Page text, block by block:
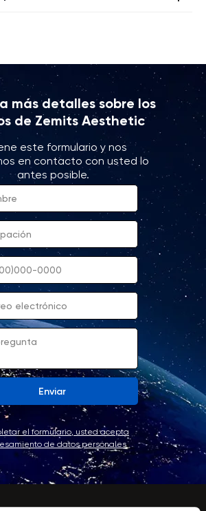
más detalles sobre los
de Zemits Aesthetic
Enviar
este formulario y nos
en contacto con usted lo
antes posible.
el formulario, usted acepta
de datos personales